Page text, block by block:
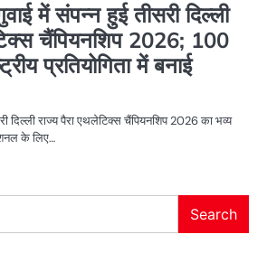
में संपन्न हुई तीसरी दिल्ली
चैंपियनशिप 2026; 100
प्रतियोगिता में बनाई
दिल्ली राज्य पैरा एथलेटिक्स चैंपियनशिप 2026 का भव्य
के लिए…
Search